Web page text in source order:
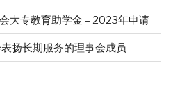
大专教育助学金 – 2023年申请
扬长期服务的理事会成员